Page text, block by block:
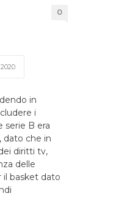
0
in
i
serie B era
dato che in
diritti tv,
delle
il basket dato